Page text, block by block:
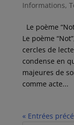
Informations,
Le poème
Le poème
cercles de
condense en
majeures de
comme acte...
« Entrées